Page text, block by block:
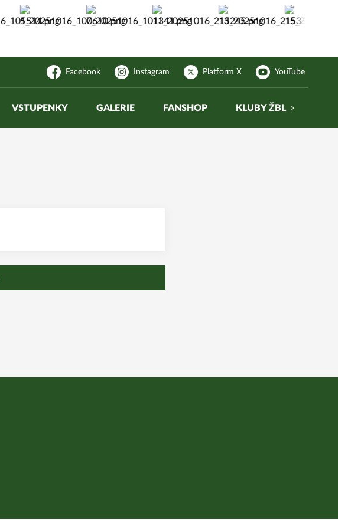
Facebook Instagram Platform X YouTube
VSTUPENKY GALERIE FANSHOP KLUBY ŽBL